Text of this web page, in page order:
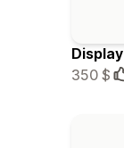
Display
350 $